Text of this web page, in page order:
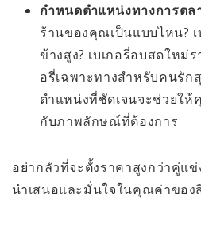
กำหนดตำแหน่งทางการต
ร้านของคุณเป็นแบบไหน?
ข้างสูง? เบเกอรี่อบสดใหม่ร
อรี่เฉพาะทางสำหรับคนรัก
ตำแหน่งที่ชัดเจนจะช่วยใ
กับภาพลักษณ์ที่ต้องการ
อย่ากลัวที่จะตั้งราคาสูงกว่าคู่แ
นำเสนอและมั่นใจในคุณค่าขอ